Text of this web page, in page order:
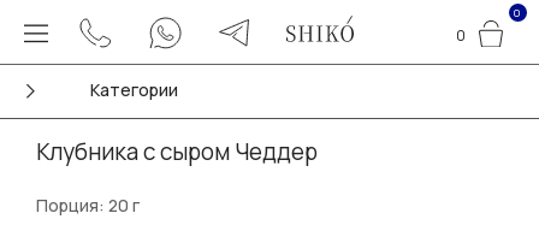
0
0
Категории
Клубника с сыром Чеддер
Порция: 20 г